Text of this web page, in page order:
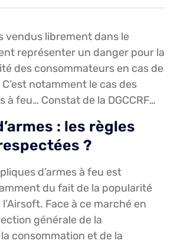
vendus librement dans le
représenter un danger pour la
des consommateurs en cas de
notamment le cas des
à feu… Constat de la DGCCRF…
: les règles
?
d’armes à feu est
du fait de la popularité
Face à ce marché en
générale de la
consommation et de la